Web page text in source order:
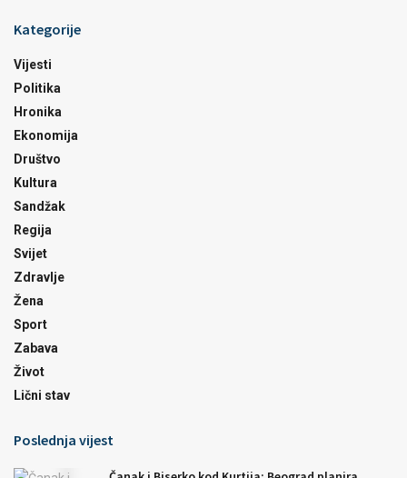
Kategorije
Vijesti
Politika
Hronika
Ekonomija
Društvo
Kultura
Sandžak
Regija
Svijet
Zdravlje
Žena
Sport
Zabava
Život
Lični stav
Poslednja vijest